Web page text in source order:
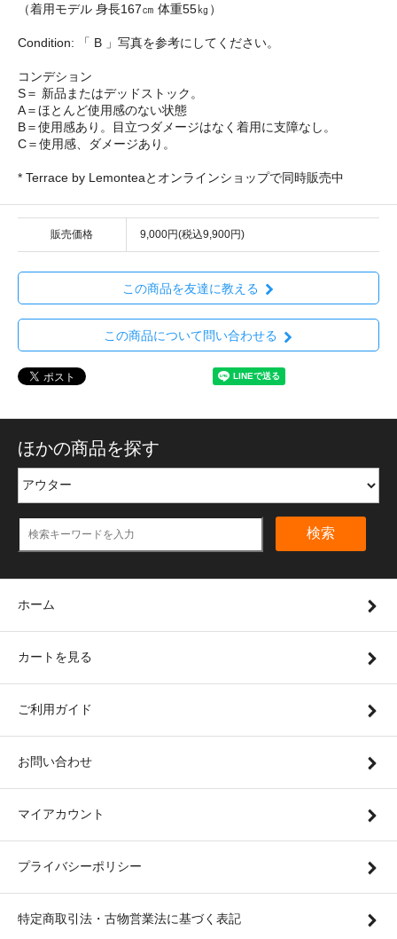
（着用モデル 身長167㎝ 体重55㎏）
Condition: 「 B 」写真を参考にしてください。
コンデション
S＝ 新品またはデッドストック。
A＝ほとんど使用感のない状態
B＝使用感あり。目立つダメージはなく着用に支障なし。
C＝使用感、ダメージあり。
* Terrace by Lemonteaとオンラインショップで同時販売中
販売価格 9,000円(税込9,900円)
この商品を友達に教える
この商品について問い合わせる
ほかの商品を探す
検索
ホーム
カートを見る
ご利用ガイド
お問い合わせ
マイアカウント
プライバシーポリシー
特定商取引法・古物営業法に基づく表記